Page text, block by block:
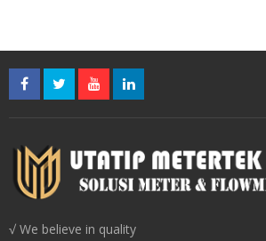
√ We believe in quality